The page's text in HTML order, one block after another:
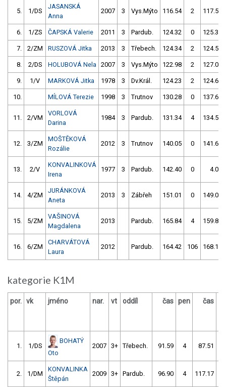
5. 1/DS
JASANSKÁ
Anna
2007 3 Vys.Mýto 116.54 2 117.56
6. 1/ZS ČAPSKÁ Valerie 2011 3 Pardub. 124.32 0 125.32
7. 2/ZM RUSZOVÁ Jitka 2013 3 Třebech. 124.34 2 124.53
8. 2/DS HOLUBOVÁ Nela 2007 3 Vys.Mýto 122.98 2 127.03
9. 1/V MARKOVÁ Jitka 1978 3 Dv.Král. 124.23 2 124.62
10. MÍLOVÁ Terezie 1998 3 Trutnov 130.28 0 137.68
11. 2/VM
VORLOVÁ
Darina
1984 3 Pardub. 131.34 4 134.54
12. 3/ZM
MOŠTĚKOVÁ
Rozálie
2012 3 Trutnov 140.05 0 141.60
13. 2/V
KONVALINKOVÁ
Irena
1977 3 Pardub. 142.40 0 4.00
14. 4/ZM
JURÁNKOVÁ
Aneta
2013 3 Zábřeh 151.01 0 149.01
15. 5/ZM
VAŠINOVÁ
Magdalena
2013 Pardub. 165.84 4 159.82
16. 6/ZM
CHARVÁTOVÁ
Laura
2012 Pardub. 164.42 106 168.14
kategorie K1M
por. vk jméno nar. vt oddíl čas pen čas
1. 1/DS
BOHATÝ
Oto
2007 3+ Třebech. 91.59 4 87.51
2. 1/DM
KONVALINKA
Štěpán
2009 3+ Pardub. 96.90 4 117.17